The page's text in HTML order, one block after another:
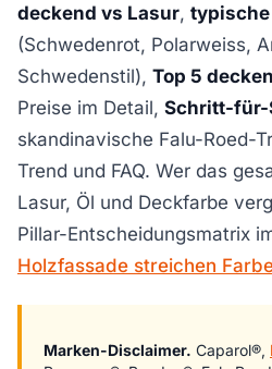
deckend vs Lasur,
(Schwedenrot, Polarweiss,
Schwedenstil), Top 5
Preise im Detail, Schritt-
skandinavische Falu-Roed-
Trend und FAQ. Wer das
Lasur, Öl und Deckfarbe
Pillar-Entscheidungsmatrix
Holzfassade streichen
Marken-Disclaimer. Caparol®,